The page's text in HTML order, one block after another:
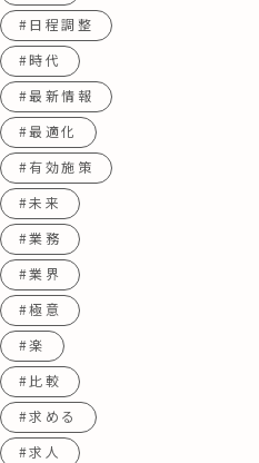
#日程調整
#時代
#最新情報
#最適化
#有効施策
#未来
#業務
#業界
#極意
#楽
#比較
#求める
#求人